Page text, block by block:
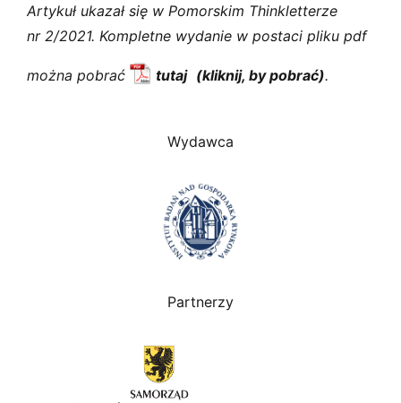
Artykuł ukazał się w Pomorskim Thinkletterze
nr 2/2021. Kompletne wydanie w postaci pliku pdf
można pobrać tutaj .
Wydawca
Partnerzy